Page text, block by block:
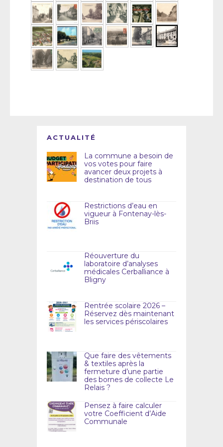
ACTUALITÉ
La commune a besoin de
vos votes pour faire
avancer deux projets à
destination de tous
Restrictions d’eau en
vigueur à Fontenay-lès-
Briis
Réouverture du
laboratoire d’analyses
médicales Cerballiance à
Bligny
Rentrée scolaire 2026 –
Réservez dès maintenant
les services périscolaires
Que faire des vêtements
& textiles après la
fermeture d’une partie
des bornes de collecte Le
Relais ?
Pensez à faire calculer
votre Coefficient d’Aide
Communale